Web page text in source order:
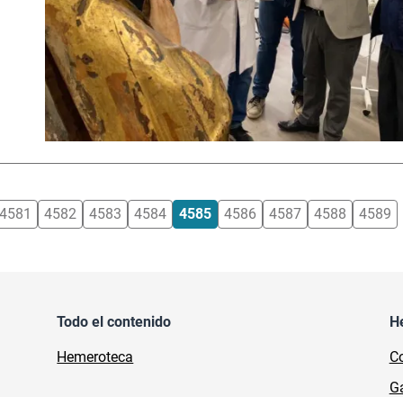
4582 4583 4584 4585 4586 4587 4588 4589
Todo el contenido
Hemeroteca